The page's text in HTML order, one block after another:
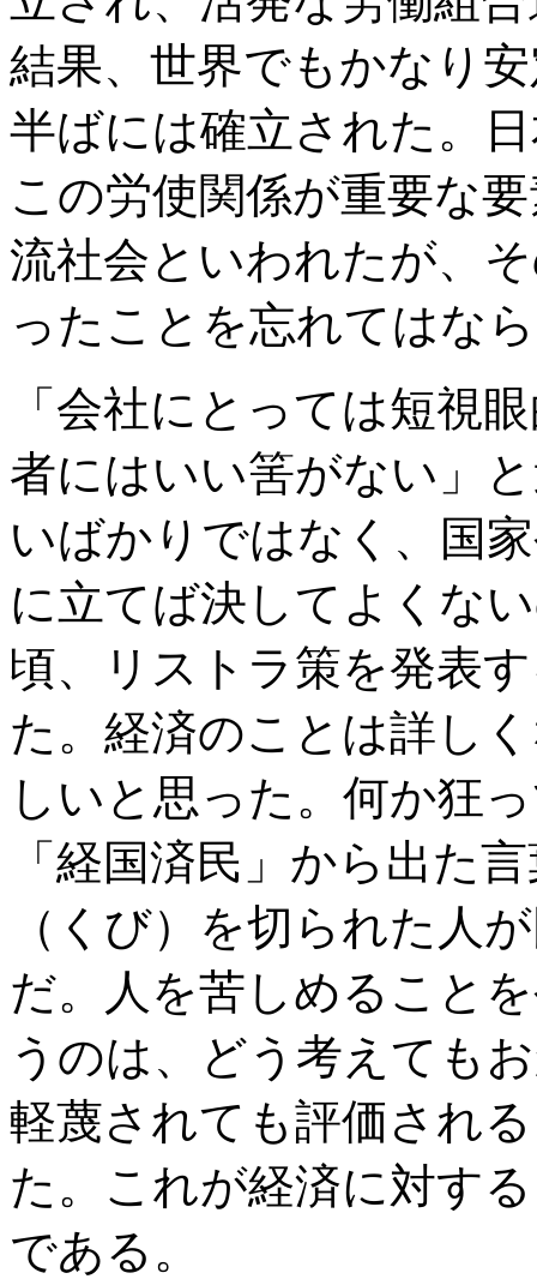
結果、世界でもかなり
半ばには確立された。
この労使関係が重要な
流社会といわれたが、
ったことを忘れてはな
「会社にとっては短視
者にはいい筈がない」
いばかりではなく、国
に立てば決してよくな
頃、リストラ策を発表
た。経済のことは詳し
しいと思った。何か狂
「経国済民」から出た
（くび）を切られた人
だ。人を苦しめること
うのは、どう考えても
軽蔑されても評価され
た。これが経済に対す
である。